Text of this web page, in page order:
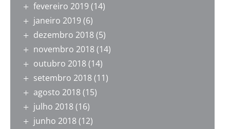
fevereiro 2019(14)
janeiro 2019(6)
dezembro 2018(5)
novembro 2018(14)
outubro 2018(14)
setembro 2018(11)
agosto 2018(15)
julho 2018(16)
junho 2018(12)